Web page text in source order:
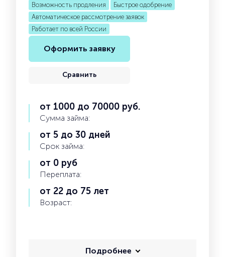
Возможность продления
Быстрое одобрение
Автоматическое рассмотрение заявок
Работает по всей России
Оформить заявку
Сравнить
от 1000 до 70000 руб.
Сумма займа:
от 5 до 30 дней
Срок займа:
от 0 руб
Переплата:
от 22 до 75 лет
Возраст:
Подробнее